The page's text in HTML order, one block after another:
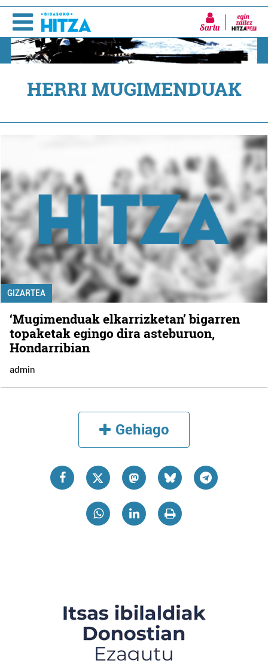
Sartu
HERRI MUGIMENDUAK
GIZARTEA
‘Mugimenduak elkarrizketan’ bigarren
topaketak egingo dira asteburuon,
Hondarribian
admin
Gehiago